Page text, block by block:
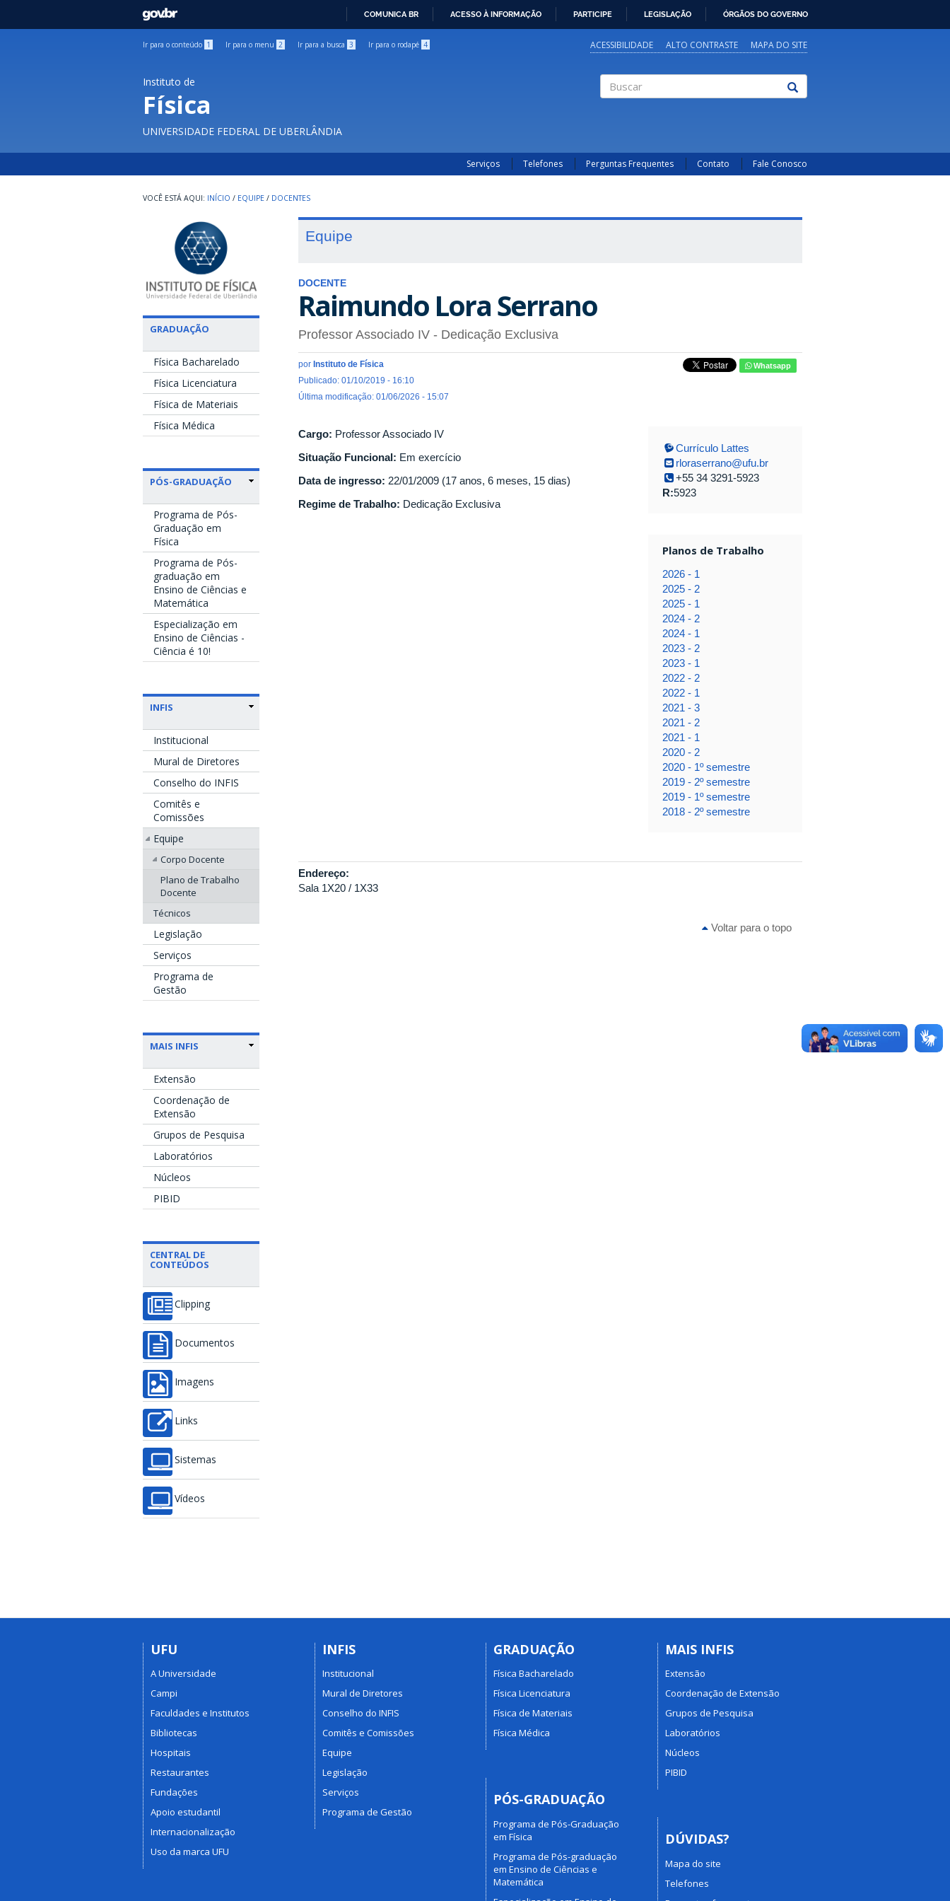
GOVBR
COMUNICA BR ACESSO À INFORMAÇÃO PARTICIPE LEGISLAÇÃO ÓRGÃOS DO GOVERNO
Ir para o conteúdo 1 Ir para o menu 2 Ir para a busca 3 Ir para o rodapé 4 ACESSIBILIDADE ALTO CONTRASTE MAPA DO SITE
Instituto de
Física
UNIVERSIDADE FEDERAL DE UBERLÂNDIA
Serviços Telefones Perguntas Frequentes Contato Fale Conosco
INÍCIO / EQUIPE / DOCENTES
GRADUAÇÃO
Física Bacharelado
Física Licenciatura
Física de Materiais
Física Médica
PÓS-GRADUAÇÃO
Programa de Pós-
Graduação em
Física
Programa de Pós-
graduação em
Ensino de Ciências e
Matemática
Especialização em
Ensino de Ciências -
Ciência é 10!
INFIS
Institucional
Mural de Diretores
Conselho do INFIS
Comitês e
Comissões
Equipe
Corpo Docente
Plano de Trabalho
Docente
Técnicos
Legislação
Serviços
Programa de
Gestão
MAIS INFIS
Extensão
Coordenação de
Extensão
Grupos de Pesquisa
Laboratórios
Núcleos
PIBID
CENTRAL DE
CONTEÚDOS
Clipping
Documentos
Imagens
Links
Sistemas
Vídeos
Equipe
DOCENTE
Raimundo Lora Serrano
Professor Associado IV - Dedicação Exclusiva
por Instituto de Física
Publicado: 01/10/2019 - 16:10
Última modificação: 01/06/2026 - 15:07
Whatsapp
Cargo: Professor Associado IV
Situação Funcional: Em exercício
Data de ingresso: 22/01/2009 (17 anos, 6 meses, 15 dias)
Regime de Trabalho: Dedicação Exclusiva
Currículo Lattes
rloraserrano@ufu.br
+55 34 3291-5923
R:5923
Planos de Trabalho
2026 - 1
2025 - 2
2025 - 1
2024 - 2
2024 - 1
2023 - 2
2023 - 1
2022 - 2
2022 - 1
2021 - 3
2021 - 2
2021 - 1
2020 - 2
2020 - 1º semestre
2019 - 2º semestre
2019 - 1º semestre
2018 - 2º semestre
Endereço:
Sala 1X20 / 1X33
Voltar para o topo
UFU
A Universidade
Campi
Faculdades e Institutos
Bibliotecas
Hospitais
Restaurantes
Fundações
Apoio estudantil
Internacionalização
Uso da marca UFU
INFIS
Institucional
Mural de Diretores
Conselho do INFIS
Comitês e Comissões
Equipe
Legislação
Serviços
Programa de Gestão
GRADUAÇÃO
Física Bacharelado
Física Licenciatura
Física de Materiais
Física Médica
PÓS-GRADUAÇÃO
Programa de Pós-Graduação
em Física
Programa de Pós-graduação
em Ensino de Ciências e
Matemática
MAIS INFIS
Extensão
Coordenação de Extensão
Grupos de Pesquisa
Laboratórios
Núcleos
PIBID
DÚVIDAS?
Mapa do site
Telefones